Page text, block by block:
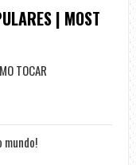
| MOST
TOCAR
mundo!